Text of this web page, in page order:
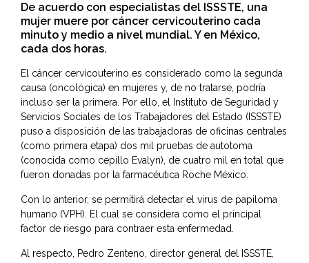
De acuerdo con especialistas del ISSSTE, una
mujer muere por cáncer cervicouterino cada
minuto y medio a nivel mundial. Y en México,
cada dos horas.
El cáncer cervicouterino es considerado como la segunda
causa (oncológica) en mujeres y, de no tratarse, podría
incluso ser la primera. Por ello, el Instituto de Seguridad y
Servicios Sociales de los Trabajadores del Estado (ISSSTE)
puso a disposición de las trabajadoras de oficinas centrales
(como primera etapa) dos mil pruebas de autotoma
(conocida como cepillo Evalyn), de cuatro mil en total que
fueron donadas por la farmacéutica Roche México.
Con lo anterior, se permitirá detectar el virus de papiloma
humano (VPH). El cual se considera como el principal
factor de riesgo para contraer esta enfermedad.
Al respecto, Pedro Zenteno, director general del ISSSTE,